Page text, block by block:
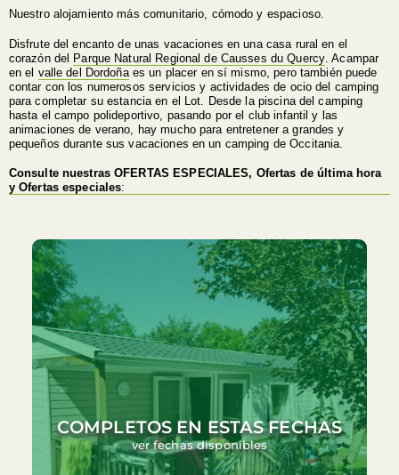
Nuestro alojamiento más comunitario, cómodo y espacioso.
Disfrute del encanto de unas vacaciones en una casa rural en el
corazón del Parque Natural Regional de Causses du Quercy . Acampar
en el valle del Dordoñaes un placer en sí mismo, pero también puede
contar con los numerosos servicios y actividades de ocio del camping
para completar su estancia en el Lot. Desde la piscina del camping
hasta el campo polideportivo, pasando por el club infantil y las
animaciones de verano, hay mucho para entretener a grandes y
pequeños durante sus vacaciones en un camping de Occitania.
Consulte nuestras OFERTAS ESPECIALES, Ofertas de última hora
y Ofertas especiales:
COMPLETOS EN ESTAS FECHAS
ver fechas disponibles